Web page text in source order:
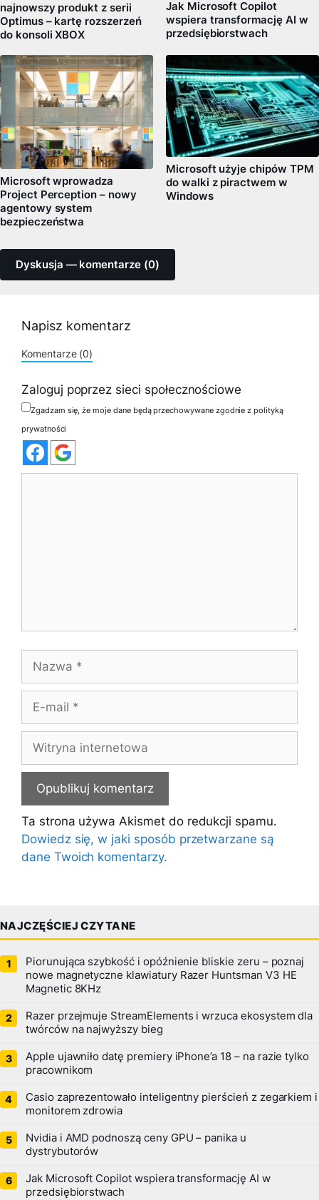
najnowszy produkt z serii
Optimus – kartę rozszerzeń
do konsoli XBOX
Jak Microsoft Copilot
wspiera transformację AI w
przedsiębiorstwach
Microsoft wprowadza
Project Perception – nowy
agentowy system
bezpieczeństwa
Microsoft użyje chipów TPM
do walki z piractwem w
Windows
Dyskusja — komentarze (0)
Napisz komentarz
Komentarze (0)
Zaloguj poprzez sieci społecznościowe
Zgadzam się, że moje dane będą przechowywane zgodnie z polityką
prywatności
mail
internetowa
Ta strona używa Akismet do redukcji spamu.
Dowiedz się, w jaki sposób przetwarzane są
dane Twoich komentarzy.
NAJCZĘŚCIEJ CZYTANE
Piorunująca szybkość i opóźnienie bliskie zeru – poznaj
nowe magnetyczne klawiatury Razer Huntsman V3 HE
Magnetic 8KHz
Razer przejmuje StreamElements i wrzuca ekosystem dla
twórców na najwyższy bieg
Apple ujawniło datę premiery iPhone’a 18 – na razie tylko
pracownikom
Casio zaprezentowało inteligentny pierścień z zegarkiem i
monitorem zdrowia
Nvidia i AMD podnoszą ceny GPU – panika u
dystrybutorów
Jak Microsoft Copilot wspiera transformację AI w
przedsiębiorstwach